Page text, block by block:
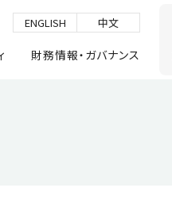
ENGLISH 中文
財務情報・ガバナンス